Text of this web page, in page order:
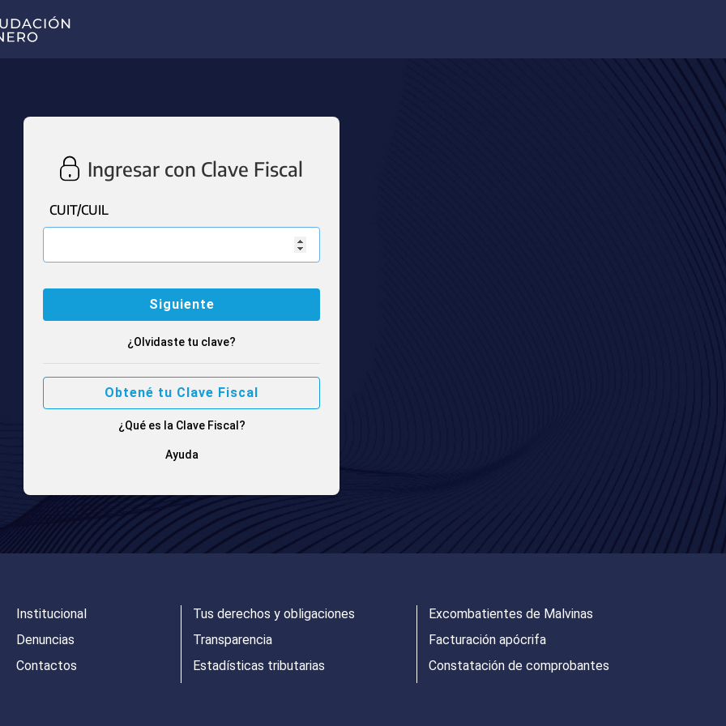
Ingresar con Clave Fiscal
CUIT/CUIL
¿Olvidaste tu clave?
Obtené tu Clave Fiscal
¿Qué es la Clave Fiscal?
Ayuda
Institucional
Denuncias
Contactos
Tus derechos y obligaciones
Transparencia
Estadísticas tributarias
Excombatientes de Malvinas
Facturación apócrifa
Constatación de comprobantes